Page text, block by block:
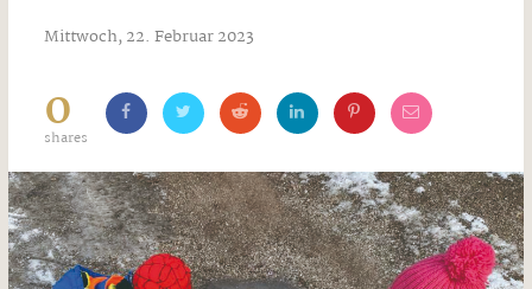
Mittwoch, 22. Februar 2023
0
shares